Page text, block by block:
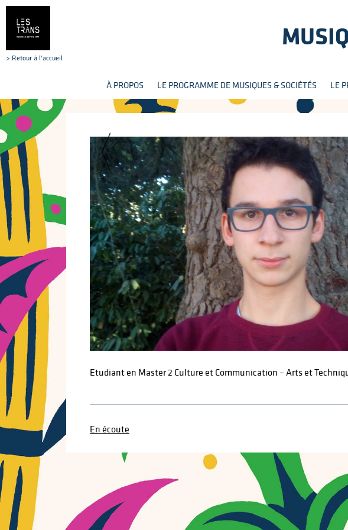
À PROPOS LE PROGRAMME DE MUSIQUES & SOCIÉTÉS LE
> Retour à l'accueil
Etudiant en Master 2 Culture et Communication – Arts et
En écoute